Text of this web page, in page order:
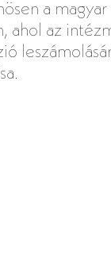
a
ahol az